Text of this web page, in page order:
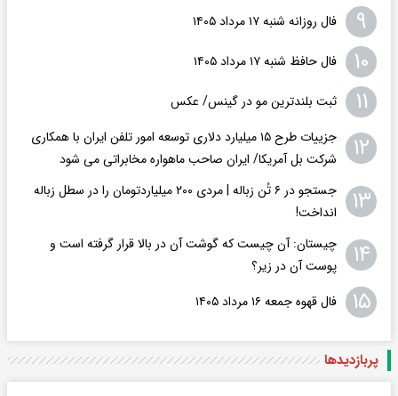
۹ فال روزانه شنبه ۱۷ مرداد ۱۴۰۵
۱۰ فال حافظ شنبه ۱۷ مرداد ۱۴۰۵
۱۱ ثبت بلندترین مو در گینس/ عکس
۱۲
جزییات طرح ۱۵ میلیارد دلاری توسعه امور تلفن ایران با همکاری
شرکت بل آمریکا/ ایران صاحب ماهواره مخابراتی می شود
۱۳
جستجو در ۶ تُن زباله | مردی ۲۰۰ میلیاردتومان را در سطل زباله
انداخت!
۱۴
چیستان: آن چیست که گوشت آن در بالا قرار گرفته است و
پوست آن در زیر؟
۱۵ فال قهوه جمعه ۱۶ مرداد ۱۴۰۵
پربازدید‌ها